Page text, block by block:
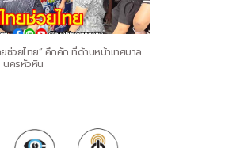
ช่วยไทย” คึกคัก ที่ด้านหน้าเทศบาล
นครหัวหิน